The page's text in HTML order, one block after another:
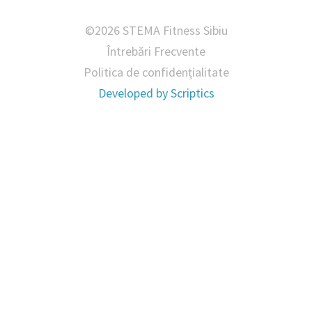
©2026 STEMA Fitness Sibiu
Întrebări Frecvente
Politica de confidențialitate
Developed byScriptics